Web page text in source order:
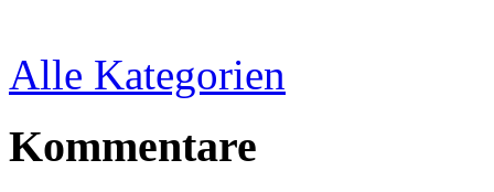
Alle Kategorien
Kommentare